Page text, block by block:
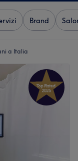
Brand
a Italia